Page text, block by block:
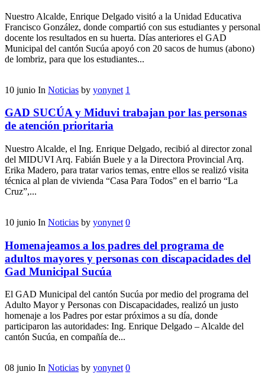
Nuestro Alcalde, Enrique Delgado visitó a la Unidad Educativa
Francisco González, donde compartió con sus estudiantes y personal
docente los resultados en su huerta. Días anteriores el GAD
Municipal del cantón Sucúa apoyó con 20 sacos de humus (abono)
de lombriz, para que los estudiantes...
10 junio In Noticias by yonynet 1
GAD SUCÚA y Miduvi trabajan por las personas
de atención prioritaria
Nuestro Alcalde, el Ing. Enrique Delgado, recibió al director zonal
del MIDUVI Arq. Fabián Buele y a la Directora Provincial Arq.
Erika Madero, para tratar varios temas, entre ellos se realizó visita
técnica al plan de vivienda “Casa Para Todos” en el barrio “La
Cruz”,...
10 junio In Noticias by yonynet 0
Homenajeamos a los padres del programa de
adultos mayores y personas con discapacidades del
Gad Municipal Sucúa
El GAD Municipal del cantón Sucúa por medio del programa del
Adulto Mayor y Personas con Discapacidades, realizó un justo
homenaje a los Padres por estar próximos a su día, donde
participaron las autoridades: Ing. Enrique Delgado – Alcalde del
cantón Sucúa, en compañía de...
08 junio In Noticias by yonynet 0